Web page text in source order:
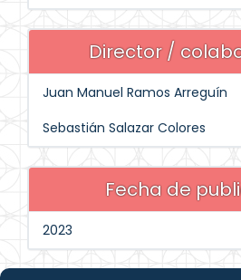
Director /
Juan Manuel Ramos Arreguín
Sebastián Salazar Colores
Fecha de
2023